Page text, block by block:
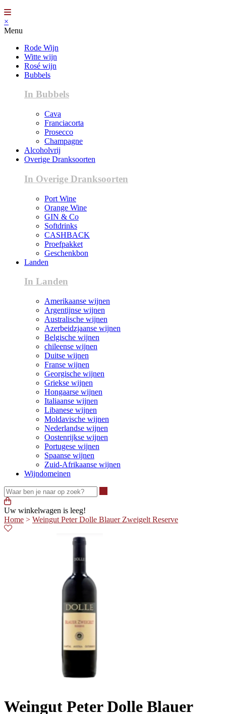
×
Menu
Rode Wijn
Witte wijn
Rosé wijn
Bubbels
In Bubbels
Cava
Franciacorta
Prosecco
Champagne
Alcoholvrij
Overige Dranksoorten
In Overige Dranksoorten
Port Wine
Orange Wine
GIN & Co
Softdrinks
CASHBACK
Proefpakket
Geschenkbon
Landen
In Landen
Amerikaanse wijnen
Argentijnse wijnen
Australische wijnen
Azerbeidzjaanse wijnen
Belgische wijnen
chileense wijnen
Duitse wijnen
Franse wijnen
Georgische wijnen
Griekse wijnen
Hongaarse wijnen
Italiaanse wijnen
Libanese wijnen
Moldavische wijnen
Nederlandse wijnen
Oostenrijkse wijnen
Portugese wijnen
Spaanse wijnen
Zuid-Afrikaanse wijnen
Wijndomeinen
Uw winkelwagen is leeg!
Home > Weingut Peter Dolle Blauer Zweigelt Reserve
Weingut Peter Dolle Blauer